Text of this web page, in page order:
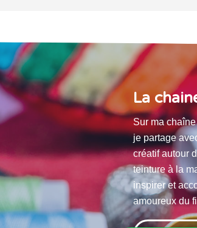
La
Sur ma chaîne
je partage
créatif autour
teinture à la
inspirer et
amoureux du